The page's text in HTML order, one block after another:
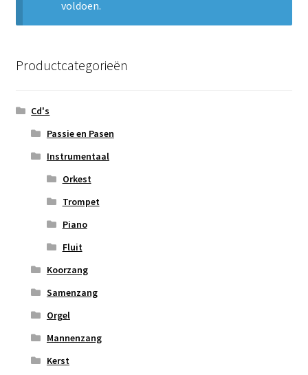
voldoen.
Productcategorieën
Cd's
Passie en Pasen
Instrumentaal
Orkest
Trompet
Piano
Fluit
Koorzang
Samenzang
Orgel
Mannenzang
Kerst